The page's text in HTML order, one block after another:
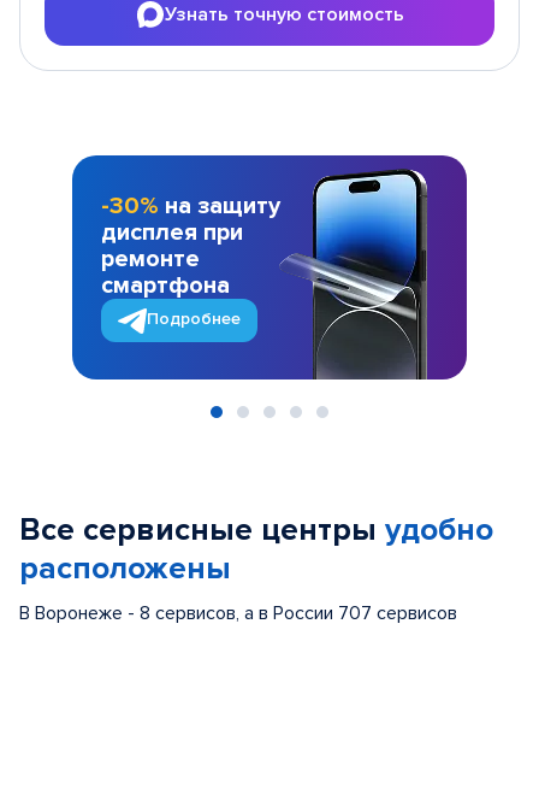
Узнать точную стоимость
-30% на защиту
дисплея при
ремонте
смартфона
Подробнее
Все сервисные центры удобно
расположены
В Воронеже - 8 сервисов, а в России 707 сервисов